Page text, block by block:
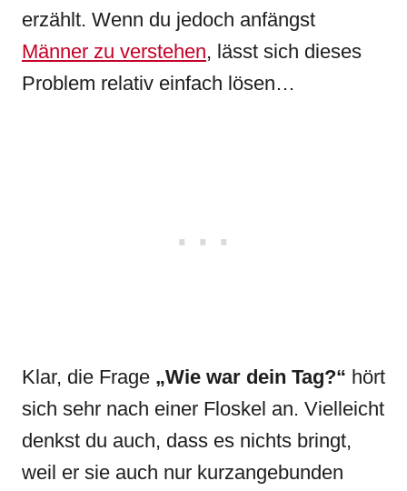
erzählt. Wenn du jedoch anfängst
Männer zu verstehen, lässt sich dieses
Problem relativ einfach lösen…
Klar, die Frage „Wie war dein Tag?“ hört
sich sehr nach einer Floskel an. Vielleicht
denkst du auch, dass es nichts bringt,
weil er sie auch nur kurzangebunden